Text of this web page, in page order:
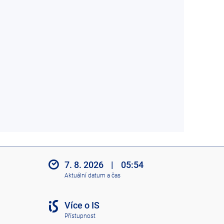
7. 8. 2026 | 05:54
Aktuální datum a čas
Více o IS
Přístupnost